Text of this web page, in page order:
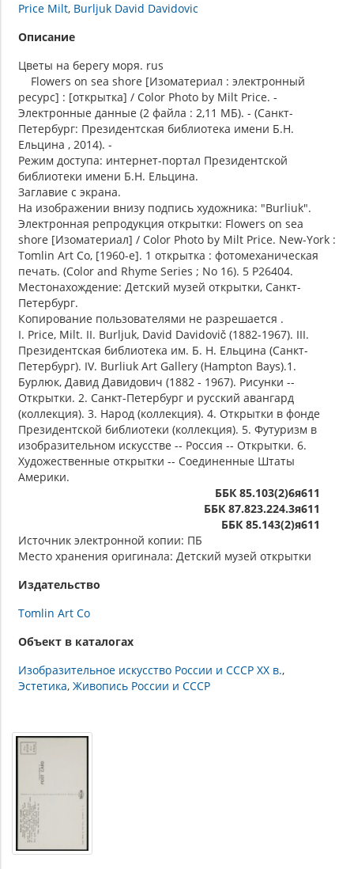
Price Milt Burljuk David Davidovic
Описание
Цветы на берегу моря. rus
Flowers on sea shore [Изоматериал : электронный
ресурс] : [открытка] / Color Photo by Milt Price. -
Электронные данные (2 файла : 2,11 МБ). - (Санкт-
Петербург: Президентская библиотека имени Б.Н.
Ельцина , 2014). -
Режим доступа: интернет-портал Президентской
библиотеки имени Б.Н. Ельцина.
Заглавие с экрана.
На изображении внизу подпись художника: "Burliuk".
Электронная репродукция открытки: Flowers on sea
shore [Изоматериал] / Color Photo by Milt Price. New-York :
Tomlin Art Co, [1960-е]. 1 открытка : фотомеханическая
печать. (Color and Rhyme Series ; No 16). 5 P26404.
Местонахождение: Детский музей открытки, Санкт-
Петербург.
Копирование пользователями не разрешается .
I. Price, Milt. II. Burljuk, David Davidovič (1882-1967). III.
Президентская библиотека им. Б. Н. Ельцина (Санкт-
Петербург). IV. Burliuk Art Gallery (Hampton Bays).1.
Бурлюк, Давид Давидович (1882 - 1967). Рисунки --
Открытки. 2. Санкт-Петербург и русский авангард
(коллекция). 3. Народ (коллекция). 4. Открытки в фонде
Президентской библиотеки (коллекция). 5. Футуризм в
изобразительном искусстве -- Россия -- Открытки. 6.
Художественные открытки -- Соединенные Штаты
Америки.
ББК 85.103(2)6я611
ББК 87.823.224.3я611
ББК 85.143(2)я611
Источник электронной копии: ПБ
Место хранения оригинала: Детский музей открытки
Издательство
Tomlin Art Co
Объект в каталогах
Изобразительное искусство России и СССР XX в.
Эстетика Живопись России и СССР